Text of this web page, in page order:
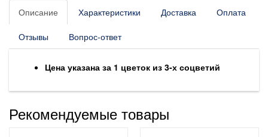
Описание Характеристики Доставка Оплата
Отзывы Вопрос-ответ
Цена указана за 1 цветок из 3-х соцветий
Рекомендуемые товары